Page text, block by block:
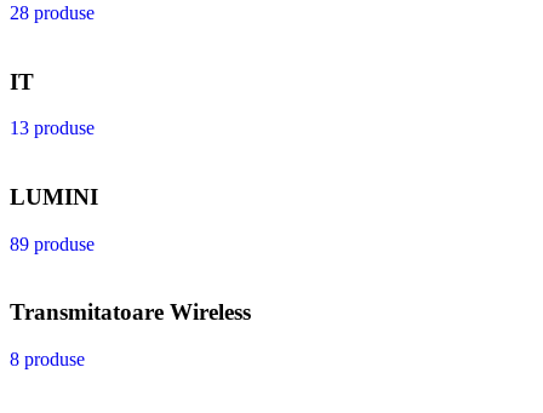
28 produse
IT
13 produse
LUMINI
89 produse
Transmitatoare Wireless
8 produse